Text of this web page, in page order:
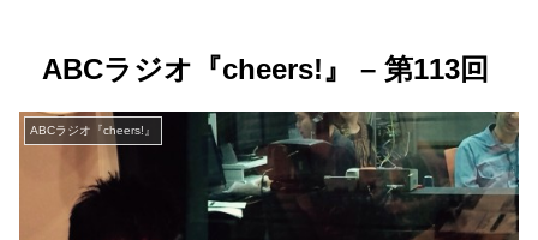
ABCラジオ『cheers!』 – 第113回
ABCラジオ『cheers!』